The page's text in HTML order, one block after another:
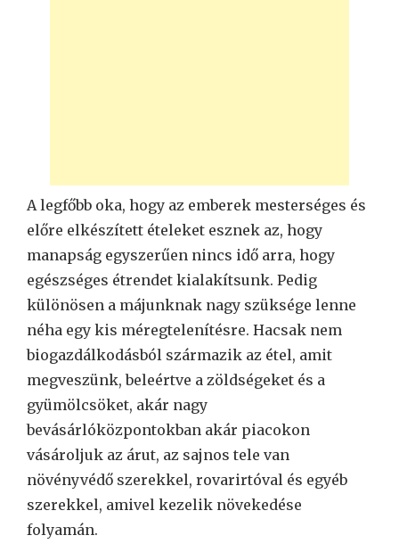
A legfőbb oka, hogy az emberek mesterséges és
előre elkészített ételeket esznek az, hogy
manapság egyszerűen nincs idő arra, hogy
egészséges étrendet kialakítsunk. Pedig
különösen a májunknak nagy szüksége lenne
néha egy kis méregtelenítésre. Hacsak nem
biogazdálkodásból származik az étel, amit
megveszünk, beleértve a zöldségeket és a
gyümölcsöket, akár nagy
bevásárlóközpontokban akár piacokon
vásároljuk az árut, az sajnos tele van
növényvédő szerekkel, rovarirtóval és egyéb
szerekkel, amivel kezelik növekedése
folyamán.